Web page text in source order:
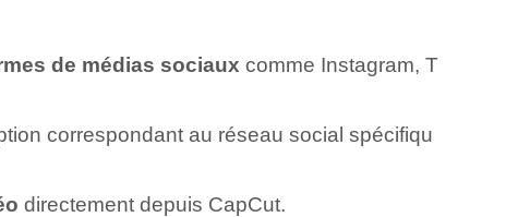
de médias sociaux comme Instagram, T
correspondant au réseau social spécifiqu
directement depuis CapCut.